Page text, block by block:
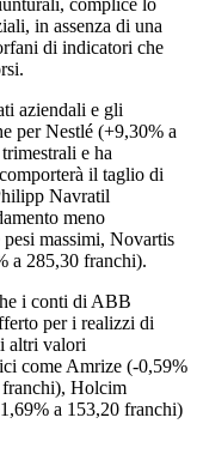
complice lo
in assenza di una
di indicatori che
aziendali e gli
per Nestlé (+9,30% a
e ha
il taglio di
Navratil
meno
massimi, Novartis
a 285,30 franchi).
i conti di ABB
per i realizzi di
altri valori
come Amrize (-0,59%
franchi), Holcim
a 153,20 franchi)